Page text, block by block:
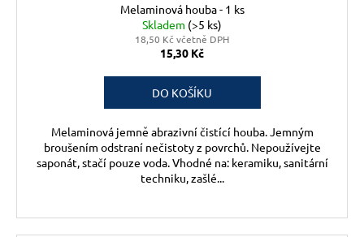
Melaminová houba - 1 ks
Skladem (>5 ks)
18,50 Kč včetně DPH
15,30 Kč
DO KOŠÍKU
Melaminová jemně abrazivní čistící houba. Jemným
broušením odstraní nečistoty z povrchů. Nepoužívejte
saponát, stačí pouze voda. Vhodné na: keramiku, sanitární
techniku, zašlé...